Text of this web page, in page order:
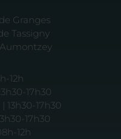
Granges
Tassigny
12h
17h30
13h30-17h30
17h30
12h